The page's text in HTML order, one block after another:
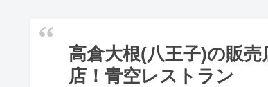
高倉大根(八王子)の販
店！青空レストラン